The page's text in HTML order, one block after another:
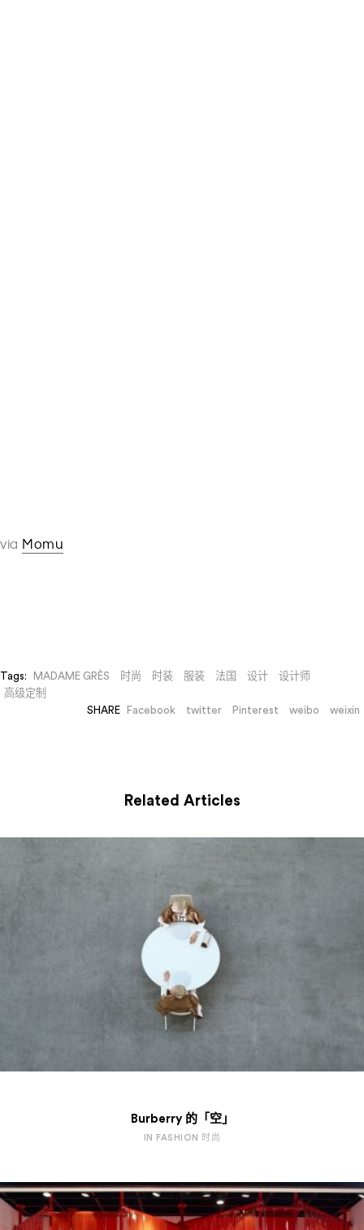
via Momu
Tags: MADAME GRÈS 时尚 时装 服装 法国 设计
设计师
高级定制
SHARE
Facebook twitter Pinterest weibo weixin
Related Articles
Burberry 的「空」
IN FASHION 时尚